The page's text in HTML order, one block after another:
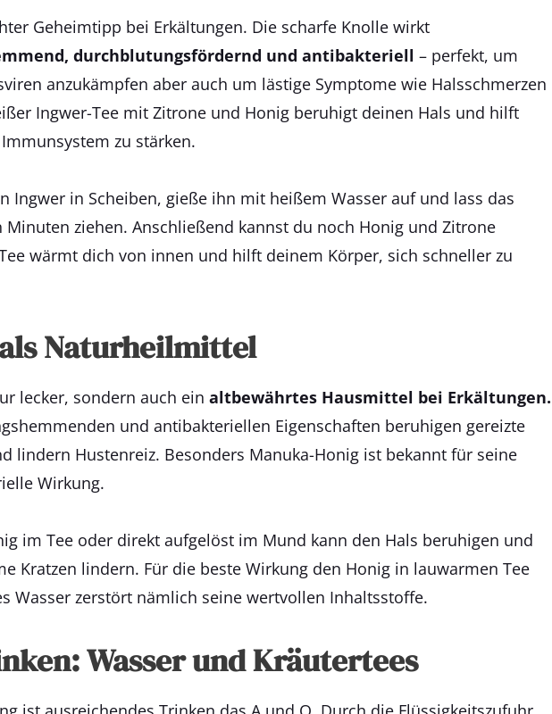
Geheimtipp bei Erkältungen. Die scharfe Knolle wirkt
durchblutungsfördernd und antibakteriell – perfekt, um
anzukämpfen aber auch um lästige Symptome wie Halsschmerzen
Ingwer-Tee mit Zitrone und Honig beruhigt deinen Hals und hilft
zu stärken.
Ingwer in Scheiben, gieße ihn mit heißem Wasser auf und lass das
Minuten ziehen. Anschließend kannst du noch Honig und Zitrone
wärmt dich von innen und hilft deinem Körper, sich schneller zu
Naturheilmittel
lecker, sondern auch ein altbewährtes Hausmittel bei Erkältungen.
und antibakteriellen Eigenschaften beruhigen gereizte
lindern Hustenreiz. Besonders Manuka-Honig ist bekannt für seine
Wirkung.
im Tee oder direkt aufgelöst im Mund kann den Hals beruhigen und
Kratzen lindern. Für die beste Wirkung den Honig in lauwarmen Tee
Wasser zerstört nämlich seine wertvollen Inhaltsstoffe.
Wasser und Kräutertees